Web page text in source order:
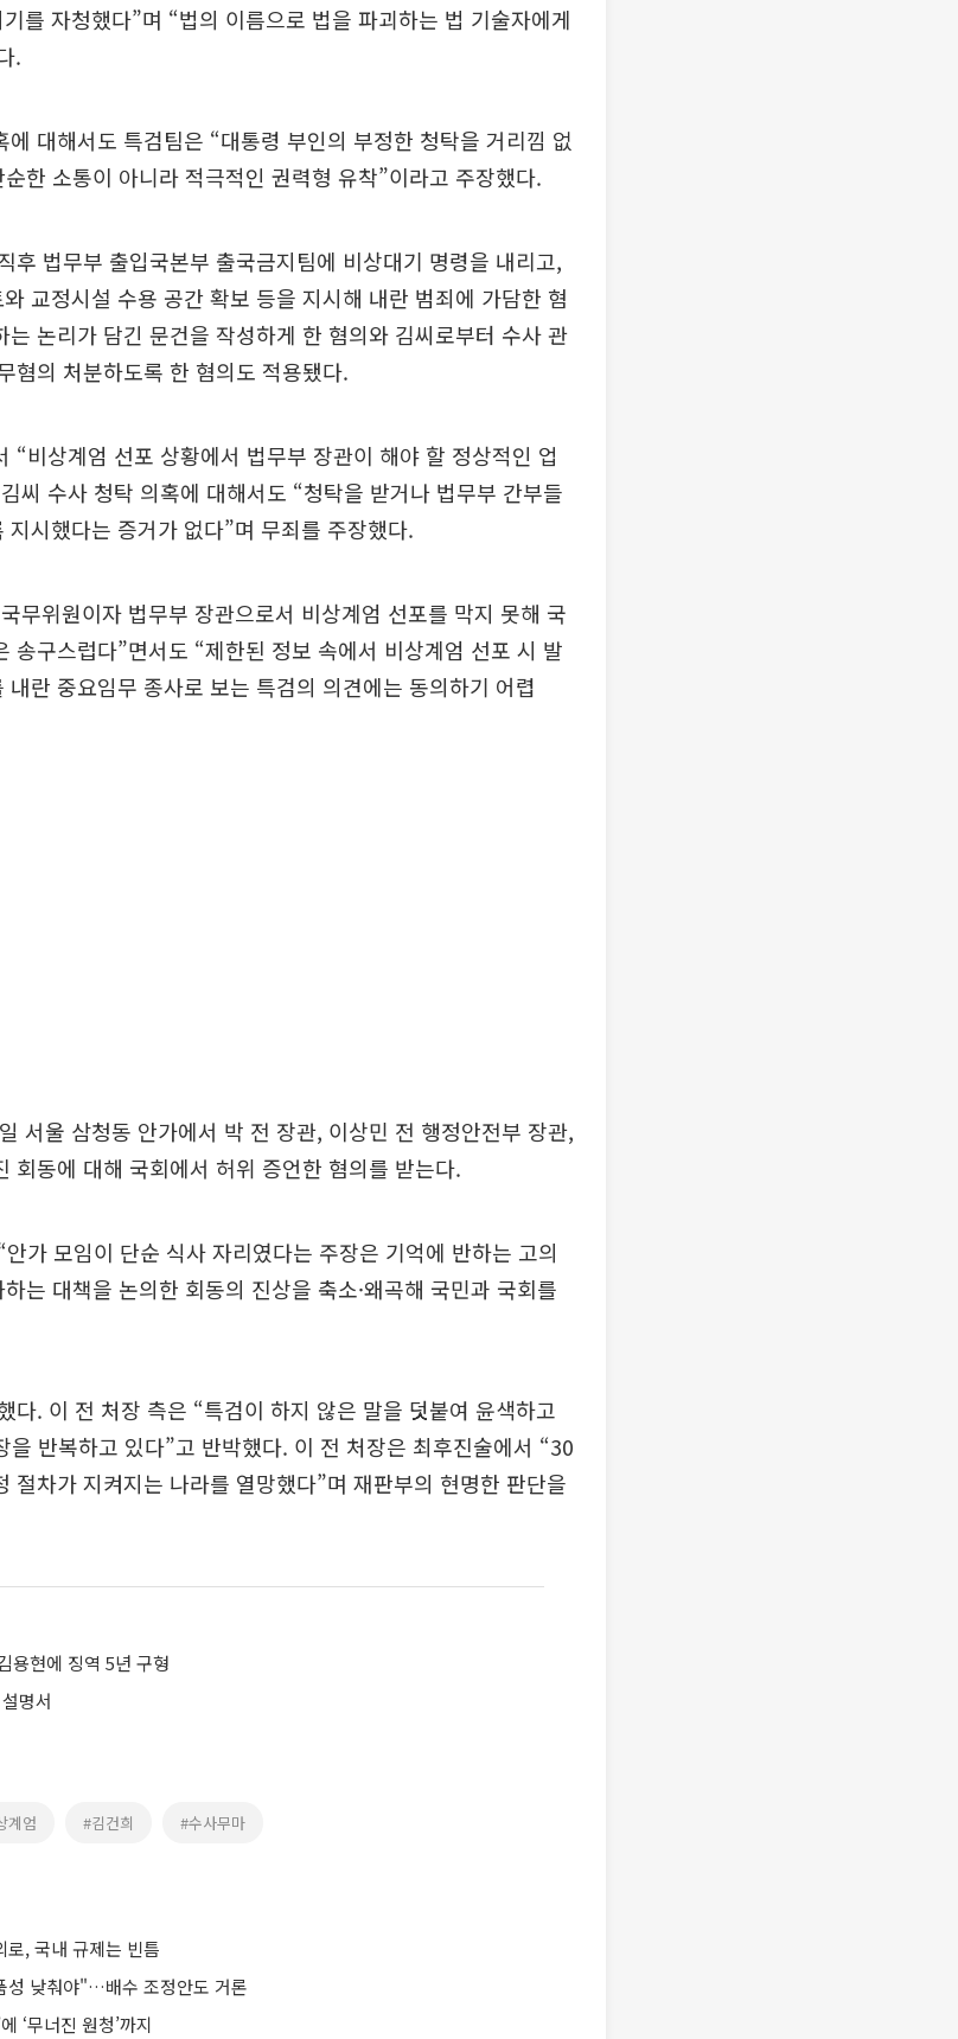
를 자청했다”며 “법의 이름으로 법을 파괴하는 법 기술자에게
.
대해서도 특검팀은 “대통령 부인의 부정한 청탁을 거리낌 없
한 소통이 아니라 적극적인 권력형 유착”이라고 주장했다.
후 법무부 출입국본부 출국금지팀에 비상대기 명령을 내리고,
교정시설 수용 공간 확보 등을 지시해 내란 범죄에 가담한 혐
논리가 담긴 문건을 작성하게 한 혐의와 김씨로부터 수사 관
혐의 처분하도록 한 혐의도 적용됐다.
“비상계엄 선포 상황에서 법무부 장관이 해야 할 정상적인 업
씨 수사 청탁 의혹에 대해서도 “청탁을 받거나 법무부 간부들
시했다는 증거가 없다”며 무죄를 주장했다.
무위원이자 법무부 장관으로서 비상계엄 선포를 막지 못해 국
송구스럽다”면서도 “제한된 정보 속에서 비상계엄 선포 시 발
란 중요임무 종사로 보는 특검의 의견에는 동의하기 어렵
서울 삼청동 안가에서 박 전 장관, 이상민 전 행정안전부 장관,
회동에 대해 국회에서 허위 증언한 혐의를 받는다.
가 모임이 단순 식사 자리였다는 주장은 기억에 반하는 고의
는 대책을 논의한 회동의 진상을 축소·왜곡해 국민과 국회를
다. 이 전 처장 측은 “특검이 하지 않은 말을 덧붙여 윤색하고
을 반복하고 있다”고 반박했다. 이 전 처장은 최후진술에서 “30
절차가 지켜지는 나라를 열망했다”며 재판부의 현명한 판단을
용현에 징역 5년 구형
명서
계엄 #김건희 #수사무마
, 국내 규제는 빈틈
성 낮춰야"…배수 조정안도 거론
‘무너진 원청’까지